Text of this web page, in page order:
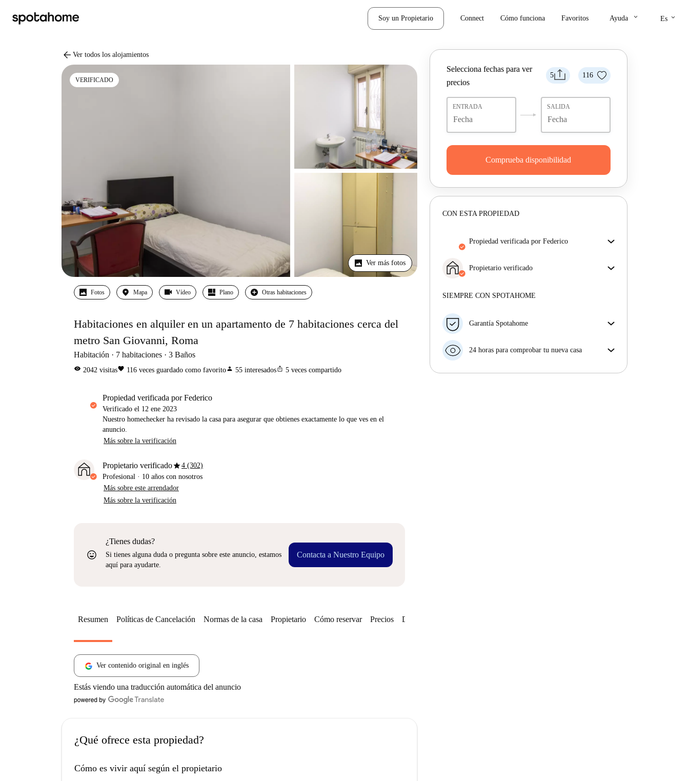
Soy un Propietario Connect Cómo funciona Favoritos Ayuda keyboard_arrow_down Es keyboard_arrow_down
arrow_back Ver todos los alojamientos
VERIFICADO
Ver más fotos
Fotos Mapa Vídeo Plano Otras habitaciones
Habitaciones en alquiler en un apartamento de 7 habitaciones cerca del
metro San Giovanni, Roma
Habitación 7 habitaciones 3 Baños
visibility 2042 visitasfavorite 116 veces guardado como favoritoperson 55 interesadosios_share 5 veces compartido
propiedad verificada por Federico
Verificado el 12 ene 2023
Nuestro homechecker ha revisado la casa para asegurar que obtienes exactamente lo que ves en el
anuncio.
Más sobre la verificación
Propietario verificadostar4 (302)
Profesional · 10 años con nosotros
Más sobre este arrendador
Más sobre la verificación
sentiment_very_satisfied
¿Tienes dudas?
Si tienes alguna duda o pregunta sobre este anuncio, estamos
aquí para ayudarte.
Contacta a Nuestro Equipo
5 116
Selecciona fechas para ver
precios
ENTRADA SALIDA
Comprueba disponibilidad
CON ESTA PROPIEDAD
propiedad verificada por Federico
asegurar que obtienes exactamente lo que ves en el
anuncio.
Propietario verificado
Más sobre este arrendador
SIEMPRE CON SPOTAHOME
Garantía Spotahome
horas previas a la fecha de entrada, Spotahome A) te
el hotel hasta que encuentres nueva casa o B) te hará
24 horas para comprobar tu nueva casa
Resumen Políticas de Cancelación Normas de la casa Propietario Cómo reservar Precios Disponibilidades
Ver contenido original en inglés
Estás viendo una traducción automática del anuncio
¿Qué ofrece esta propiedad?
Cómo es vivir aquí según el propietario